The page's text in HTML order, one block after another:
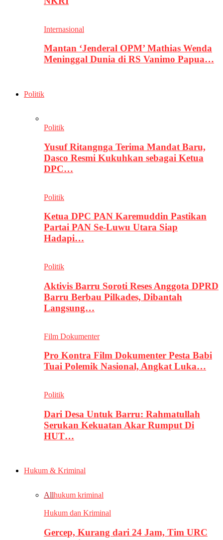
Internasional
Mantan ‘Jenderal OPM’ Mathias Wenda
Meninggal Dunia di RS Vanimo Papua…
Politik
Politik
Yusuf Ritangnga Terima Mandat Baru,
Dasco Resmi Kukuhkan sebagai Ketua
DPC…
Politik
Ketua DPC PAN Karemuddin Pastikan
Partai PAN Se-Luwu Utara Siap
Hadapi…
Politik
Aktivis Barru Soroti Reses Anggota DPRD
Barru Berbau Pilkades, Dibantah
Langsung…
Film Dokumenter
Pro Kontra Film Dokumenter Pesta Babi
Tuai Polemik Nasional, Angkat Luka…
Politik
Dari Desa Untuk Barru: Rahmatullah
Serukan Kekuatan Akar Rumput Di
HUT…
Hukum & Kriminal
Allhukum kriminal
Hukum dan Kriminal
Gercep, Kurang dari 24 Jam, Tim URC